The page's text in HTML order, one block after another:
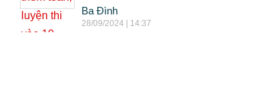
Ba Đình
28/09/2024 | 14:37